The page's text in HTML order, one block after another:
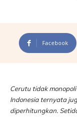
Facebook
Cerutu tidak
Indonesia ternyata
diperhitungkan.